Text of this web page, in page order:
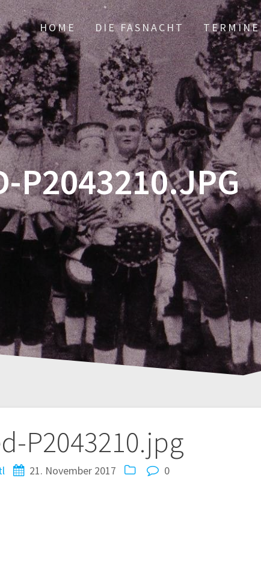
HOME DIE FASNACHT TERMINE
P2043210.JPG
P2043210.jpg
21. November 2017 0